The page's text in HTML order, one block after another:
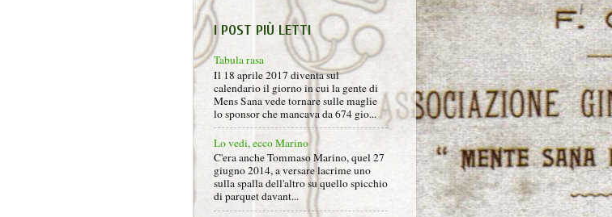
I POST PIÙ LETTI
Tabula rasa
Il 18 aprile 2017 diventa sul
calendario il giorno in cui la gente di
Mens Sana vede tornare sulle maglie
lo sponsor che mancava da 674 gio...
Lo vedi, ecco Marino
C'era anche Tommaso Marino, quel 27
giugno 2014, a versare lacrime uno
sulla spalla dell'altro su quello spicchio
di parquet davant...